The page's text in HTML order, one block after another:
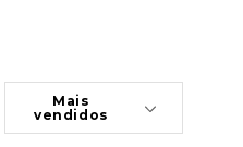
Mais
vendidos